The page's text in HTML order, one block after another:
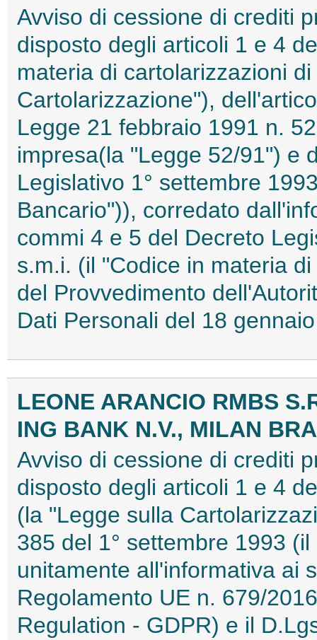
Avviso di cessione di crediti
disposto degli articoli 1 e 4
materia di cartolarizzazioni
Cartolarizzazione"),
Legge 21 febbraio 1991 n.
impresa(la "Legge 52/91") e
Legislativo 1° settembre
Bancario")), corredato
commi 4 e 5 del Decreto
s.m.i. (il "Codice in materia
del Provvedimento
Dati Personali del 18
LEONE ARANCIO RMBS
ING BANK N.V., MILAN
Avviso di cessione di crediti
disposto degli articoli 1 e 4
(la "Legge sulla
385 del 1° settembre 1993
unitamente all'informativa ai
Regolamento UE n. 679/
Regulation - GDPR) e il